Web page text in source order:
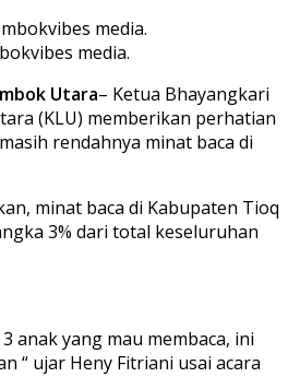
media.
Utara– Ketua Bhayangkari
(KLU) memberikan perhatian
rendahnya minat baca di
minat baca di Kabupaten Tioq
3% dari total keseluruhan
anak yang mau membaca, ini
“ ujar Heny Fitriani usai acara